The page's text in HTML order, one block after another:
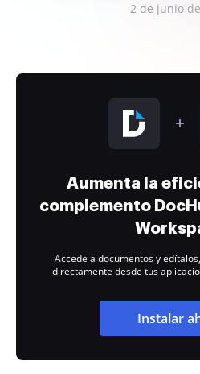
2 de junio
Aumenta la
complemento
Accede a documentos y
directamente desde tus
Instalar